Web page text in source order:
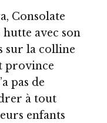
Consolate
hutte avec son
sur la colline
province
pas de
à tout
enfants